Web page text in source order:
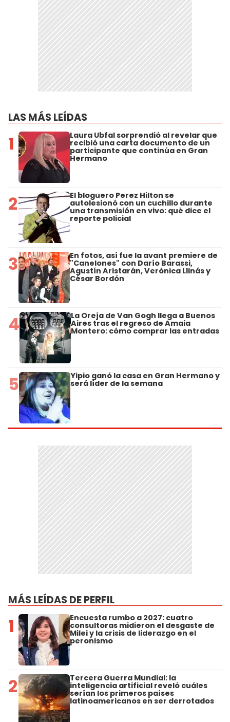
LAS MÁS LEÍDAS
1 Laura Ubfal sorprendió al revelar que
recibió una carta documento de un
participante que continúa en Gran
Hermano
2 El bloguero Perez Hilton se
autolesionó con un cuchillo durante
una transmisión en vivo: qué dice el
reporte policial
3 En fotos, así fue la avant premiere de
"Canelones" con Darío Barassi,
Agustín Aristarán, Verónica Llinás y
César Bordón
4 La Oreja de Van Gogh llega a Buenos
Aires tras el regreso de Amaia
Montero: cómo comprar las entradas
5 Yipio ganó la casa en Gran Hermano y
será líder de la semana
MÁS LEÍDAS DE PERFIL
1 Encuesta rumbo a 2027: cuatro
consultoras midieron el desgaste de
Milei y la crisis de liderazgo en el
peronismo
2 Tercera Guerra Mundial: la
inteligencia artificial reveló cuáles
serían los primeros países
latinoamericanos en ser derrotados